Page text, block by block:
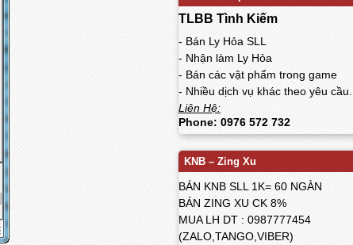
TLBB Tình Kiếm
- Bán Ly Hỏa SLL
- Nhận làm Ly Hỏa
- Bán các vật phẩm trong game
- Nhiều dịch vụ khác theo yêu cầu...
Liên Hệ:
Phone: 0976 572 732
KNB – Zing Xu
BÁN KNB SLL 1K= 60 NGÀN
BÁN ZING XU CK 8%
MUA LH DT : 0987777454
(ZALO,TANGO,VIBER)